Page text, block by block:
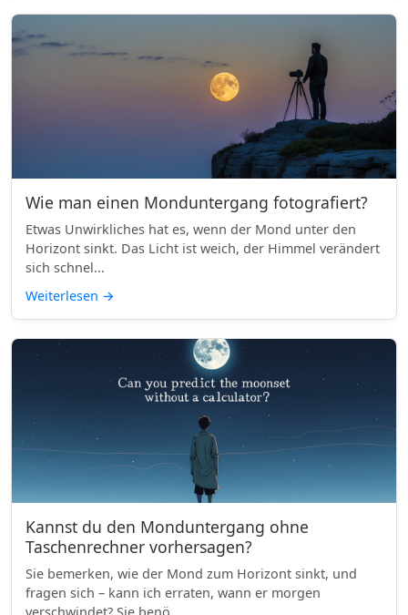
Wie man einen Monduntergang fotografiert?
Etwas Unwirkliches hat es, wenn der Mond unter den
Horizont sinkt. Das Licht ist weich, der Himmel verändert
sich schnel...
Weiterlesen →
Kannst du den Monduntergang ohne
Taschenrechner vorhersagen?
Sie bemerken, wie der Mond zum Horizont sinkt, und
fragen sich – kann ich erraten, wann er morgen